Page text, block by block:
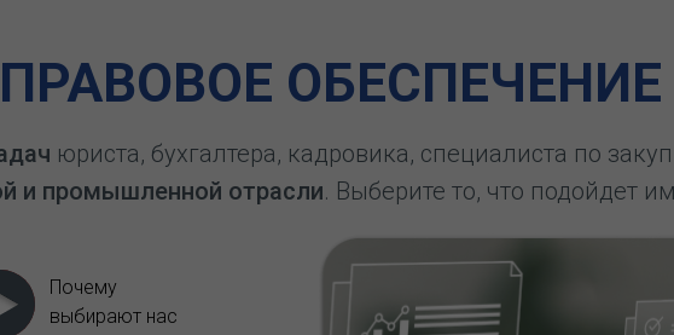
ОБЕСПЕЧЕНИЕ
юриста, бухгалтера, кадровика, специалиста по
и промышленной отрасли. Выберите то, что подойдет
Почему
выбирают нас